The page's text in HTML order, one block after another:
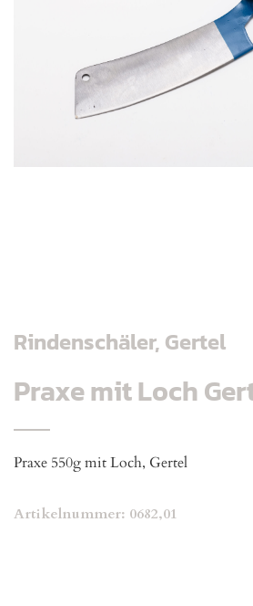
Rindenschäler, Gertel
Praxe mit Loch
Praxe 550g mit Loch, Gertel
Artikelnummer: 0682,01